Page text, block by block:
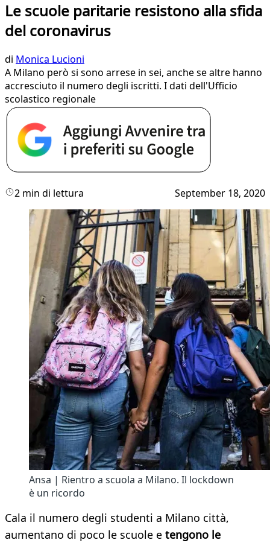
Le scuole paritarie resistono alla sfida
del coronavirus
di Monica Lucioni
A Milano però si sono arrese in sei, anche se altre hanno
accresciuto il numero degli iscritti. I dati dell'Ufficio
scolastico regionale
2 min di lettura September 18, 2020
Ansa | Rientro a scuola a Milano. Il lockdown
è un ricordo
Cala il numero degli studenti a Milano città,
aumentano di poco le scuole e tengono le